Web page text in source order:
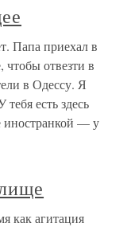
Папа приехал в
отвезти в
в Одессу. Я
есть здесь
иностранкой — у
как агитация